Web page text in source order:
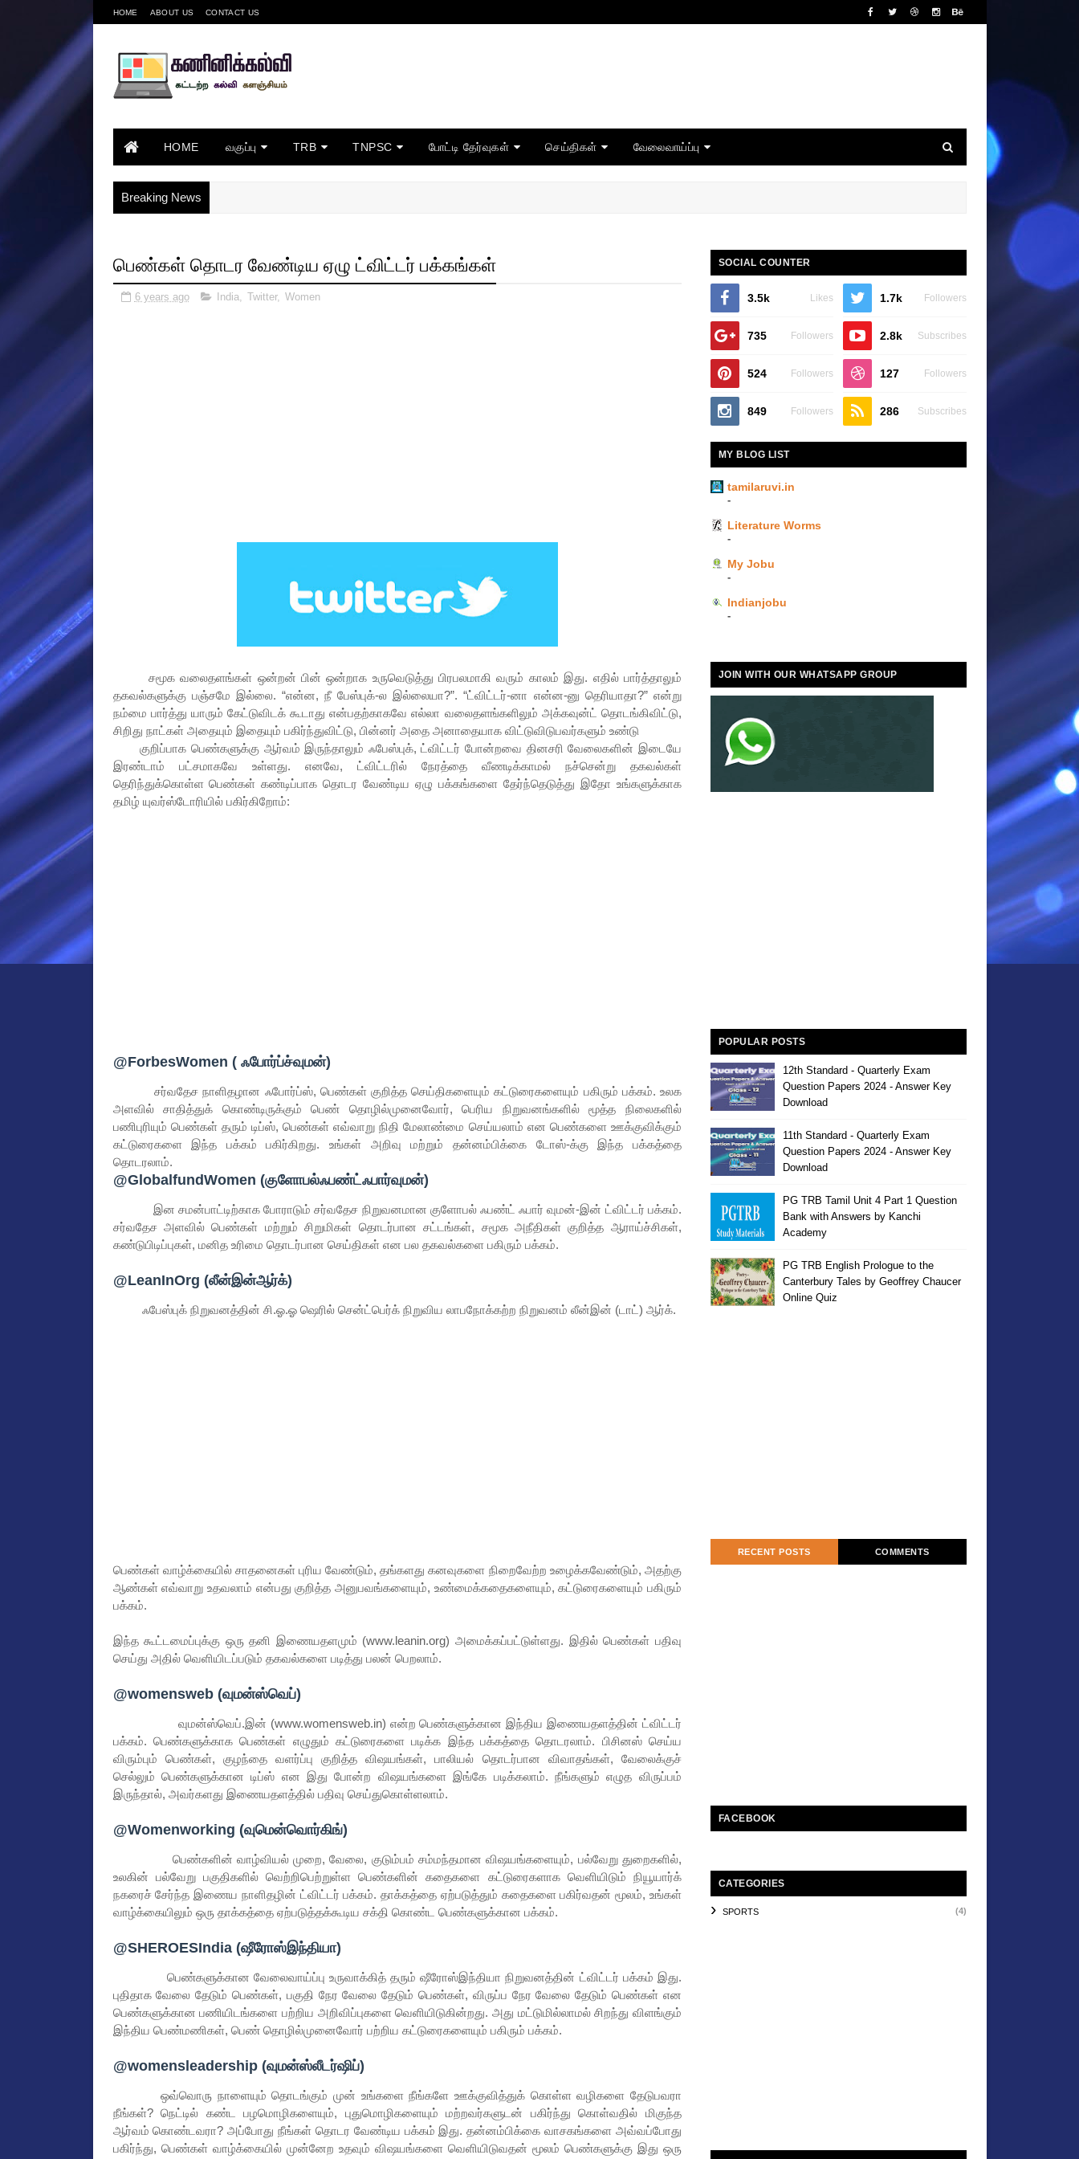
HOME ABOUT US CONTACT US
HOME வகுப்பு TRB TNPSC போட்டி தேர்வுகள் செய்திகள் வேலைவாய்ப்பு
Breaking News
பெண்கள் தொடர வேண்டிய ஏழு ட்விட்டர் பக்கங்கள்
6 years ago India, Twitter, Women
சமூக வலைதளங்கள் ஒன்றன் பின் ஒன்றாக உருவெடுத்து பிரபலமாகி வரும் காலம் இது. எதில் பார்த்தாலும்
தகவல்களுக்கு பஞ்சமே இல்லை. “என்ன, நீ பேஸ்புக்-ல இல்லையா?”. “ட்விட்டர்-னா என்ன-னு தெரியாதா?” என்று
நம்மை பார்த்து யாரும் கேட்டுவிடக் கூடாது என்பதற்காகவே எல்லா வலைதளங்களிலும் அக்கவுன்ட் தொடங்கிவிட்டு,
சிறிது நாட்கள் அதையும் இதையும் பகிர்ந்துவிட்டு, பின்னர் அதை அனாதையாக விட்டுவிடுபவர்களும் உண்டு
குறிப்பாக பெண்களுக்கு ஆர்வம் இருந்தாலும் ஃபேஸ்புக், ட்விட்டர் போன்றவை தினசரி வேலைகளின் இடையே
இரண்டாம் பட்சமாகவே உள்ளது. எனவே, ட்விட்டரில் நேரத்தை வீணடிக்காமல் நச்சென்று தகவல்கள்
தெரிந்துக்கொள்ள பெண்கள் கண்டிப்பாக தொடர வேண்டிய ஏழு பக்கங்களை தேர்ந்தெடுத்து இதோ உங்களுக்காக
தமிழ் யுவர்ஸ்டோரியில் பகிர்கிறோம்:
@ForbesWomen ( ஃபோர்ப்ச்வுமன்)
சர்வதேச நாளிதழான ஃபோர்ப்ஸ், பெண்கள் குறித்த செய்திகளையும் கட்டுரைகளையும் பகிரும் பக்கம். உலக
அளவில் சாதித்துக் கொண்டிருக்கும் பெண் தொழில்முனைவோர், பெரிய நிறுவனங்களில் மூத்த நிலைகளில்
பணிபுரியும் பெண்கள் தரும் டிப்ஸ், பெண்கள் எவ்வாறு நிதி மேலாண்மை செய்யலாம் என பெண்களை ஊக்குவிக்கும்
கட்டுரைகளை இந்த பக்கம் பகிர்கிறது. உங்கள் அறிவு மற்றும் தன்னம்பிக்கை டோஸ்-க்கு இந்த பக்கத்தை
தொடரலாம்.
@GlobalfundWomen (குளோபல்ஃபண்ட்ஃபார்வுமன்)
இன சமன்பாட்டிற்காக போராடும் சர்வதேச நிறுவனமான குளோபல் ஃபண்ட் ஃபார் வுமன்-இன் ட்விட்டர் பக்கம்.
சர்வதேச அளவில் பெண்கள் மற்றும் சிறுமிகள் தொடர்பான சட்டங்கள், சமூக அநீதிகள் குறித்த ஆராய்ச்சிகள்,
கண்டுபிடிப்புகள், மனித உரிமை தொடர்பான செய்திகள் என பல தகவல்களை பகிரும் பக்கம்.
@LeanInOrg (லீன்இன்ஆர்க்)
ஃபேஸ்புக் நிறுவனத்தின் சி.ஓ.ஓ ஷெரில் சென்ட்பெர்க் நிறுவிய லாபநோக்கற்ற நிறுவனம் லீன்இன் (டாட்) ஆர்க்.
பெண்கள் வாழ்க்கையில் சாதனைகள் புரிய வேண்டும், தங்களது கனவுகளை நிறைவேற்ற உழைக்கவேண்டும், அதற்கு
ஆண்கள் எவ்வாறு உதவலாம் என்பது குறித்த அனுபவங்களையும், உண்மைக்கதைகளையும், கட்டுரைகளையும் பகிரும்
பக்கம்.
இந்த கூட்டமைப்புக்கு ஒரு தனி இணையதளமும் (www.leanin.org) அமைக்கப்பட்டுள்ளது. இதில் பெண்கள் பதிவு
செய்து அதில் வெளியிடப்படும் தகவல்களை படித்து பலன் பெறலாம்.
@womensweb (வுமன்ஸ்வெப்)
வுமன்ஸ்வெப்.இன் (www.womensweb.in) என்ற பெண்களுக்கான இந்திய இணையதளத்தின் ட்விட்டர்
பக்கம். பெண்களுக்காக பெண்கள் எழுதும் கட்டுரைகளை படிக்க இந்த பக்கத்தை தொடரலாம். பிசினஸ் செய்ய
விரும்பும் பெண்கள், குழந்தை வளர்ப்பு குறித்த விஷயங்கள், பாலியல் தொடர்பான விவாதங்கள், வேலைக்குச்
செல்லும் பெண்களுக்கான டிப்ஸ் என இது போன்ற விஷயங்களை இங்கே படிக்கலாம். நீங்களும் எழுத விருப்பம்
இருந்தால், அவர்களது இணையதளத்தில் பதிவு செய்துகொள்ளலாம்.
@Womenworking (வுமென்வொர்கிங்)
பெண்களின் வாழ்வியல் முறை, வேலை, குடும்பம் சம்மந்தமான விஷயங்களையும், பல்வேறு துறைகளில்,
உலகின் பல்வேறு பகுதிகளில் வெற்றிபெற்றுள்ள பெண்களின் கதைகளை கட்டுரைகளாக வெளியிடும் நியூயார்க்
நகரைச் சேர்ந்த இணைய நாளிதழின் ட்விட்டர் பக்கம். தாக்கத்தை ஏற்படுத்தும் கதைகளை பகிர்வதன் மூலம், உங்கள்
வாழ்க்கையிலும் ஒரு தாக்கத்தை ஏற்படுத்தக்கூடிய சக்தி கொண்ட பெண்களுக்கான பக்கம்.
@SHEROESIndia (ஷீரோஸ்இந்தியா)
பெண்களுக்கான வேலைவாய்ப்பு உருவாக்கித் தரும் ஷீரோஸ்இந்தியா நிறுவனத்தின் ட்விட்டர் பக்கம் இது.
புதிதாக வேலை தேடும் பெண்கள், பகுதி நேர வேலை தேடும் பெண்கள், விருப்ப நேர வேலை தேடும் பெண்கள் என
பெண்களுக்கான பணியிடங்களை பற்றிய அறிவிப்புகளை வெளியிடுகின்றது. அது மட்டுமில்லாமல் சிறந்து விளங்கும்
இந்திய பெண்மணிகள், பெண் தொழில்முனைவோர் பற்றிய கட்டுரைகளையும் பகிரும் பக்கம்.
@womensleadership (வுமன்ஸ்லீடர்ஷிப்)
ஒவ்வொரு நாளையும் தொடங்கும் முன் உங்களை நீங்களே ஊக்குவித்துக் கொள்ள வழிகளை தேடுபவரா
நீங்கள்? நெட்டில் கண்ட பழமொழிகளையும், புதுமொழிகளையும் மற்றவர்களுடன் பகிர்ந்து கொள்வதில் மிகுந்த
ஆர்வம் கொண்டவரா? அப்போது நீங்கள் தொடர வேண்டிய பக்கம் இது. தன்னம்பிக்கை வாசகங்களை அவ்வப்போது
பகிர்ந்து, பெண்கள் வாழ்க்கையில் முன்னேற உதவும் விஷயங்களை வெளியிடுவதன் மூலம் பெண்களுக்கு இது ஒரு
SOCIAL COUNTER
3.5k Likes 1.7k Followers
735 Followers 2.8k Subscribes
524 Followers 127 Followers
849 Followers 286 Subscribes
MY BLOG LIST
tamilaruvi.in
-
Literature Worms
-
My Jobu
-
Indianjobu
-
JOIN WITH OUR WHATSAPP GROUP
POPULAR POSTS
12th Standard - Quarterly Exam
Question Papers 2024 - Answer Key
Download
11th Standard - Quarterly Exam
Question Papers 2024 - Answer Key
Download
PG TRB Tamil Unit 4 Part 1 Question
Bank with Answers by Kanchi
Academy
PG TRB English Prologue to the
Canterbury Tales by Geoffrey Chaucer
Online Quiz
RECENT POSTS COMMENTS
FACEBOOK
CATEGORIES
SPORTS (4)